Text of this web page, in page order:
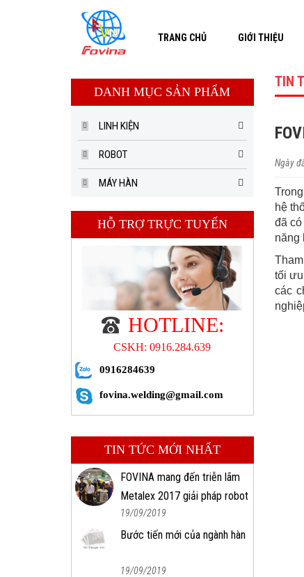
TRANG CHỦ GIỚI THIỆU
DANH MỤC SẢN PHẨM
LINH KIỆN
ROBOT
MÁY HÀN
HỖ TRỢ TRỰC TUYẾN
HOTLINE:
CSKH: 0916.284.639
0916284639
fovina.welding@gmail.com
TIN TỨC MỚI NHẤT
FOVINA mang đến triễn lãm
Metalex 2017 giải pháp robot
công nghiệp tự động
19/09/2019
Bước tiến mới của ngành hàn
19/09/2019
TIN
Ngày
hệ
đã
năng
tối
các